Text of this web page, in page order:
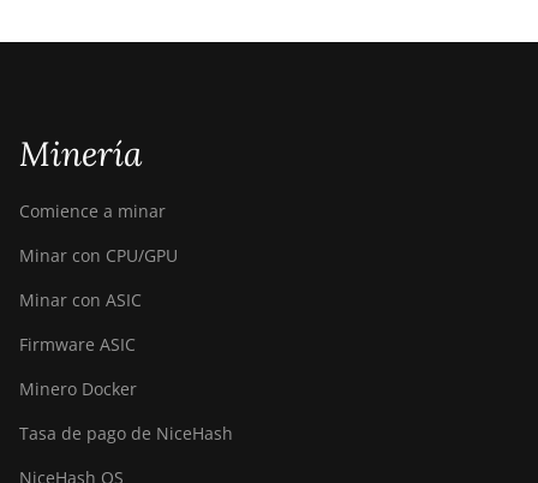
Minería
Comience a minar
Minar con CPU/GPU
Minar con ASIC
Firmware ASIC
Minero Docker
Tasa de pago de NiceHash
NiceHash OS